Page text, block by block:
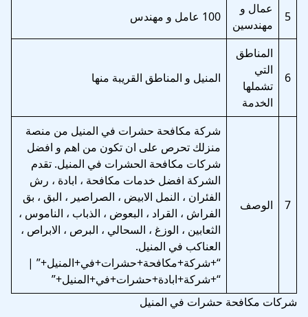
5
عمال و
مهندسين
100 عامل و مهندس
6
المناطق
التي
تشملها
الخدمة
المنيل و المناطق القريبة منها
7 الوصف
شركة مكافحة حشرات في المنيل من منصة
منزلك تحرص على ان تكون من اهم و افضل
شركات مكافحة الحشرات في المنيل. تقدم
الشركة افضل خدمات مكافحة ، ابادة ، رش
الفئران ، النمل الابيض ، الصراصير ، البق ، بق
الفراش ، القراد ، البعوض ، الذباب ، الناموس ،
الثعابين ، الوزغ ، السحالي ، البرص ، الابراص ،
العناكب في المنيل.
“+شركة+مكافحة+حشرات+في+المنيل+” |
“+شركة+ابادة+حشرات+في+المنيل+”
شركات مكافحة حشرات في المنيل